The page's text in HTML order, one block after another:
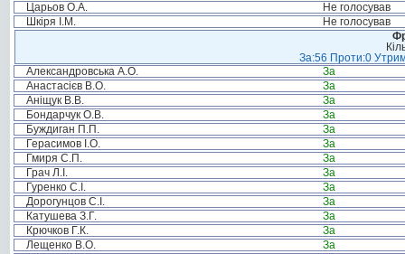
Царьов О.А.
Не голосував
Шкіря І.М.
Не голосував
За:56 Проти:0
Александровська А.О.
За
Анастасієв В.О.
За
Аніщук В.В.
За
Бондарчук О.В.
За
Буждиган П.П.
За
Герасимов І.О.
За
Гмиря С.П.
За
Грач Л.І.
За
Гуренко С.І.
За
Дорогунцов С.І.
За
Катушева З.Г.
За
Крючков Г.К.
За
Лещенко В.О.
За